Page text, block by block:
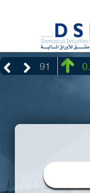
3.91 0.42%